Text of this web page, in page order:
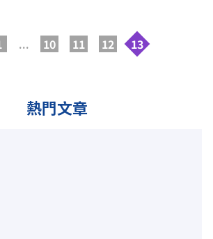
... 10 11 12 13
熱門文章